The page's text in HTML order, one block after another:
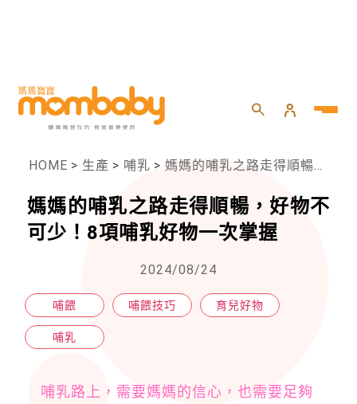
HOME > 生產 > 哺乳 > 媽媽的哺乳之路走得順暢，好物不可少！8項哺乳好物一次掌握
媽媽的哺乳之路走得順暢，好物不
可少！8項哺乳好物一次掌握
2024/08/24
哺餵 哺餵技巧 育兒好物
哺乳
哺乳路上，需要媽媽的信心，也需要足夠